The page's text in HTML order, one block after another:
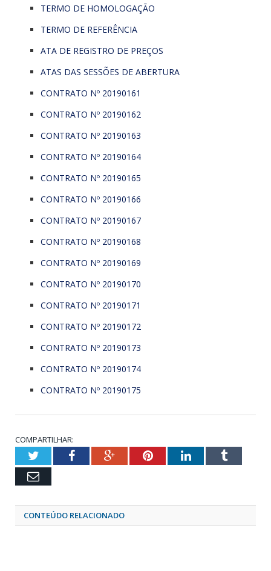
TERMO DE HOMOLOGAÇÃO
TERMO DE REFERÊNCIA
ATA DE REGISTRO DE PREÇOS
ATAS DAS SESSÕES DE ABERTURA
CONTRATO Nº 20190161
CONTRATO Nº 20190162
CONTRATO Nº 20190163
CONTRATO Nº 20190164
CONTRATO Nº 20190165
CONTRATO Nº 20190166
CONTRATO Nº 20190167
CONTRATO Nº 20190168
CONTRATO Nº 20190169
CONTRATO Nº 20190170
CONTRATO Nº 20190171
CONTRATO Nº 20190172
CONTRATO Nº 20190173
CONTRATO Nº 20190174
CONTRATO Nº 20190175
COMPARTILHAR:
TwitterFacebookGoogle+PinterestLinkedInTumblr
Email
CONTEÚDO RELACIONADO